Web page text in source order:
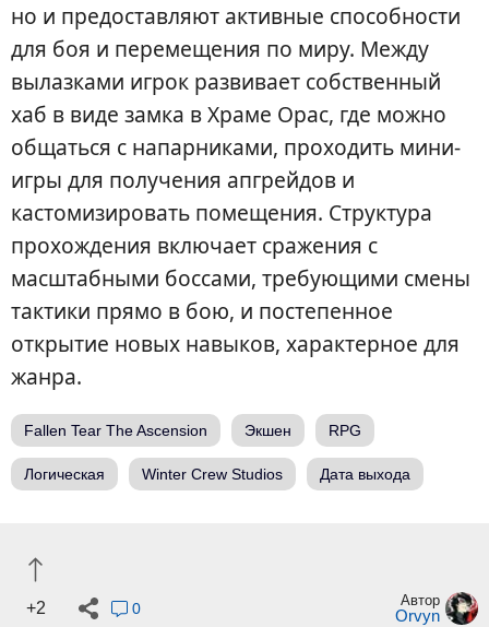
но и предоставляют активные способности
для боя и перемещения по миру. Между
вылазками игрок развивает собственный
хаб в виде замка в Храме Орас, где можно
общаться с напарниками, проходить мини-
игры для получения апгрейдов и
кастомизировать помещения. Структура
прохождения включает сражения с
масштабными боссами, требующими смены
тактики прямо в бою, и постепенное
открытие новых навыков, характерное для
жанра.
Fallen Tear The Ascension Экшен RPG
Логическая Winter Crew Studios Дата выхода
+2 0 Автор
Orvyn